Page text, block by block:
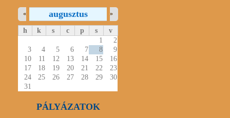
augusztus
« »
h k s c p s
v
1
2
3
4 5 6 7 8
9
10
11 12 13 14 15
16
17
18 19 20 21 22
23
24
25 26 27 28 29
30
31
PÁLYÁZATOK